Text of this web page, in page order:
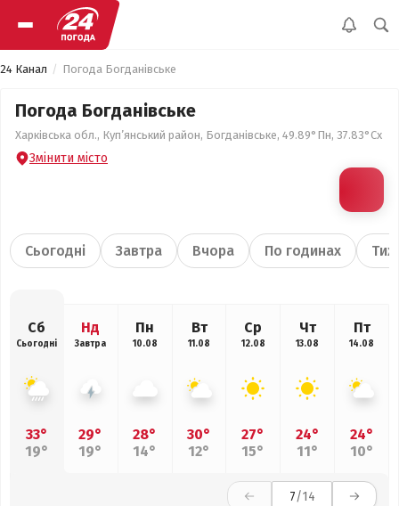
24 Канал Погода Богданівське
Погода Богданівське
Харківська обл., Куп’янський район, Богданівське, 49.89°Пн, 37.83°Сх
Змінити місто
Сьогодні Завтра Вчора По годинах
Сб
Сьогодні
33°
19°
Нд
Завтра
29°
19°
Пн
10.08
28°
14°
Вт
11.08
30°
12°
Ср
12.08
27°
15°
Чт
13.08
24°
11°
Пт
14.08
24°
10°
7/14